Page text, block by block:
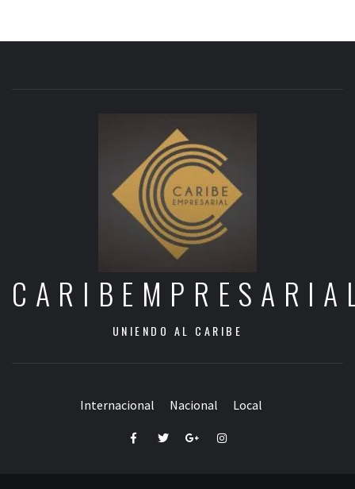
UNIENDO AL CARIBE
Internacional Nacional Local
FacebookTwitterGoogle+Instagram